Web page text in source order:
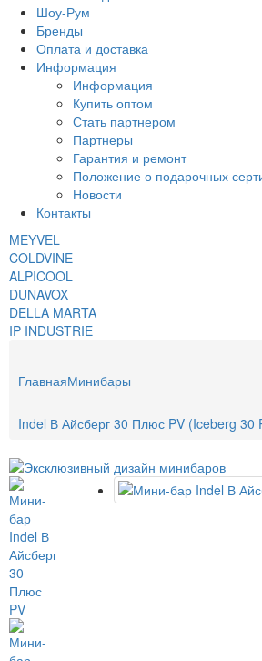
Шоу-Рум
Бренды
Оплата и доставка
Информация
Информация
Купить оптом
Стать партнером
Партнеры
Гарантия и ремонт
Положение о подарочных
Новости
Контакты
MEYVEL
COLDVINE
ALPICOOL
DUNAVOX
DELLA MARTA
IP INDUSTRIE
ГлавнаяМинибары
Indel В Айсберг 30 Плюс PV (Iceberg 30